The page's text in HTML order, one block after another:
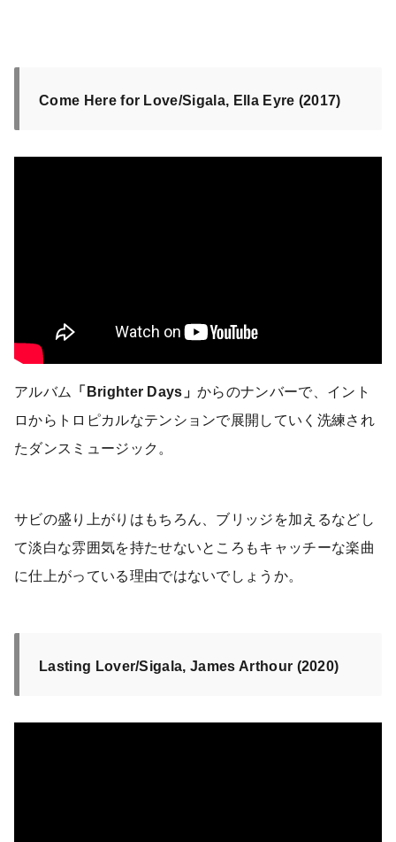
Come Here for Love/Sigala, Ella Eyre (2017)
アルバム 「Brighter Days」からのナンバーで、イント
ロからトロピカルなテンションで展開していく洗練され
たダンスミュージック。
サビの盛り上がりはもちろん、ブリッジを加えるなどし
て淡白な雰囲気を持たせないところもキャッチーな楽曲
に仕上がっている理由ではないでしょうか。
Lasting Lover/Sigala, James Arthour (2020)